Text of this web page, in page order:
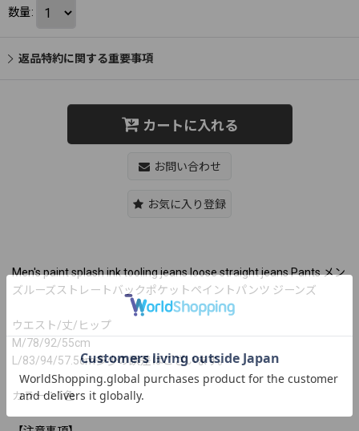
数量:
返品特約に関する重要事項
カートに入れる
お問い合わせ
お気に入り登録
Men's paint splash ink tooling jeans loose straight jeans Pants メン
ズルーズストレートバックポケットペイントパンツ ジーンズ
ウエスト/丈/ヒップ
M/78/92/55cm
L/83/94/57.5cm多少の誤差はございます。
カラー：1色